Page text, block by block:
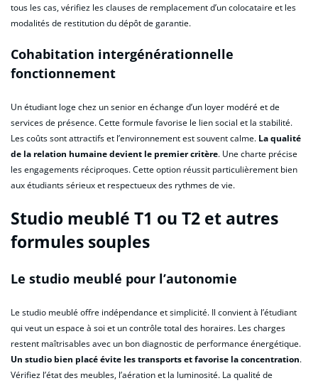
tous les cas, vérifiez les clauses de remplacement d’un colocataire et les
modalités de restitution du dépôt de garantie.
Cohabitation intergénérationnelle
fonctionnement
Un étudiant loge chez un senior en échange d’un loyer modéré et de
services de présence. Cette formule favorise le lien social et la stabilité.
Les coûts sont attractifs et l’environnement est souvent calme. La qualité
de la relation humaine devient le premier critère. Une charte précise
les engagements réciproques. Cette option réussit particulièrement bien
aux étudiants sérieux et respectueux des rythmes de vie.
Studio meublé T1 ou T2 et autres
formules souples
Le studio meublé pour l’autonomie
Le studio meublé offre indépendance et simplicité. Il convient à l’étudiant
qui veut un espace à soi et un contrôle total des horaires. Les charges
restent maîtrisables avec un bon diagnostic de performance énergétique.
Un studio bien placé évite les transports et favorise la concentration.
Vérifiez l’état des meubles, l’aération et la luminosité. La qualité de